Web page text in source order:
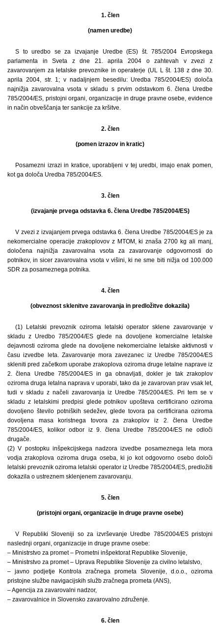
1. člen
(namen uredbe)
S to uredbo se za izvajanje Uredbe (ES) št. 785/2004 Evropskega
parlamenta in Sveta z dne 21. aprila 2004 o zahtevah v zvezi z
zavarovanjem za letalske prevoznike in operaterje (UL L št. 138 z dne 30.
aprila 2004, str. 1; v nadaljnjem besedilu: Uredba 785/2004/ES) določa
najnižja zavarovalna vsota v skladu s prvim odstavkom 6. člena Uredbe
785/2004/ES, pristojni organi, organizacije in druge pravne osebe, evidence
in način obveščanja ter sankcije za kršitve.
2. člen
(pomen izrazov in kratic)
Posamezni izrazi in kratice, uporabljeni v tej uredbi, imajo enak pomen,
kot ga določa Uredba 785/2004/ES.
3. člen
(izvajanje prvega odstavka 6. člena Uredbe 785/2004/ES)
V zvezi z izvajanjem prvega odstavka 6. člena Uredbe 785/2004/ES je za
nekomercialne operacije zrakoplovov z MTOM, ki znaša 2700 kg ali manj,
določena najnižja zavarovalna vsota za zavarovanje odgovornosti do
potnikov, in sicer zavarovalna vsota v višini, ki ne sme biti nižja od 100.000
SDR za posameznega potnika.
4. člen
(obveznost sklenitve zavarovanja in predložitve dokazila)
(1) Letalski prevoznik oziroma letalski operator sklene zavarovanje v
skladu z Uredbo 785/2004/ES glede na dovoljene komercialne letalske
dejavnosti oziroma glede na dovoljene nekomercialne letalske aktivnosti v
času izvedbe leta. Zavarovanje mora zavezanec iz Uredbe 785/2004/ES
skleniti pred začetkom uporabe zrakoplova oziroma druge letalne naprave iz
2. člena Uredbe 785/2004/ES in ga obnavljati, dokler je tak zrakoplov
oziroma druga letalna naprava v uporabi, tako da je zavarovan prav vsak let,
tudi v skladu z načeli zavarovanja iz Uredbe 785/2004/ES. Pri tem se v
skladu z letalskimi predpisi glede potnikov upošteva certificirano oziroma
dovoljeno število potniških sedežev, glede tovora pa certificirana oziroma
dovoljena masa koristnega tovora za zrakoplov iz 2. člena Uredbe
785/2004/ES, kolikor odbor iz 9. člena Uredbe 785/2004/ES ne odloči
drugače.
(2) V postopku inšpekcijskega nadzora izvedbe posameznega leta mora
vodja zrakoplova oziroma druga oseba, ki jo kot odgovorno osebo določi
letalski prevoznik oziroma letalski operator iz Uredbe 785/2004/ES, predložiti
dokazila o ustreznem sklenjenem zavarovanju.
5. člen
(pristojni organi, organizacije in druge pravne osebe)
V Republiki Sloveniji so za izvrševanje Uredbe 785/2004/ES pristojni
naslednji organi, organizacije in druge pravne osebe:
– Ministrstvo za promet – Prometni inšpektorat Republike Slovenije,
– Ministrstvo za promet – Uprava Republike Slovenije za civilno letalstvo,
– javno podjetje Kontrola zračnega prometa Slovenije, d.o.o., oziroma
pristojne službe navigacijskih služb zračnega prometa (ANS),
– Agencija za zavarovalni nadzor,
– zavarovalnice in Slovensko zavarovalno združenje.
6. člen